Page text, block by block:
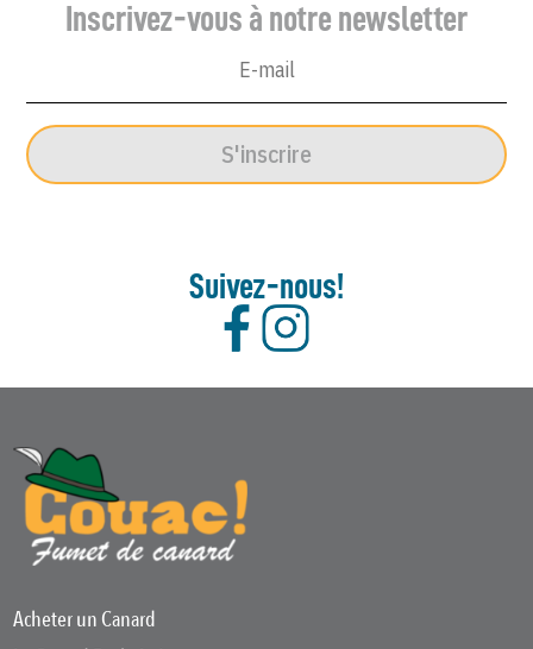
Inscrivez-vous à notre newsletter
S'inscrire
Suivez-nous!
Acheter un Canard